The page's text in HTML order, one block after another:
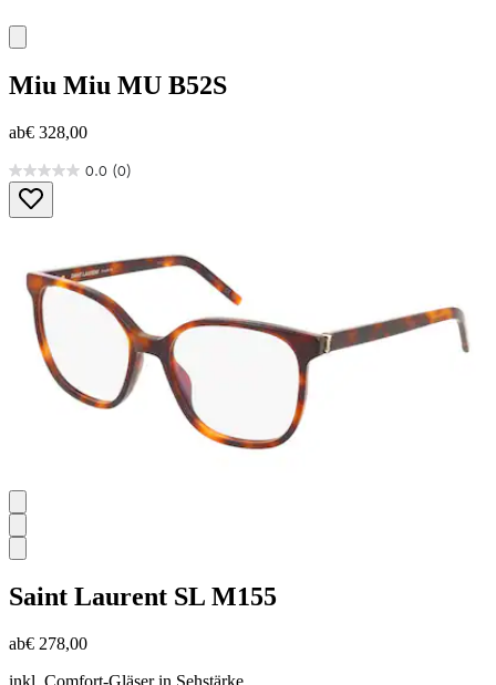
Miu Miu MU B52S
ab€ 328,00
0.0 (0)
0.0
von
5
Saint Laurent SL M155
ab€ 278,00
inkl. Comfort-Gläser in Sehstärke